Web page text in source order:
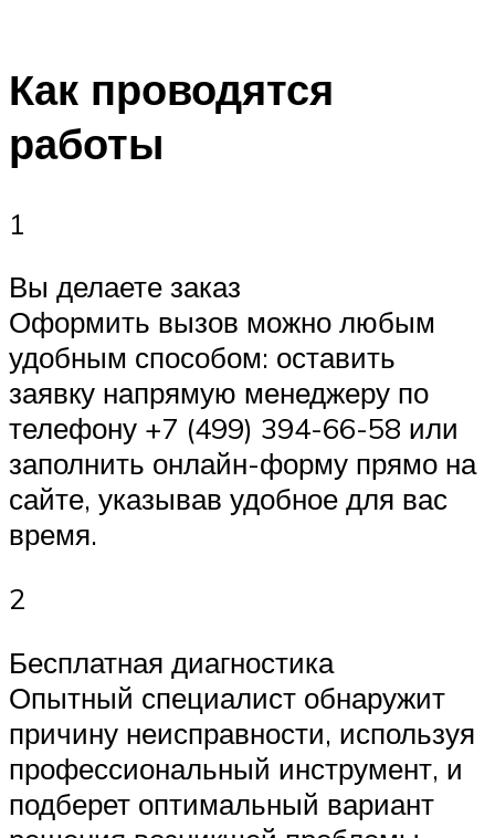
Как проводятся
работы
1
Вы делаете заказ
Оформить вызов можно любым
удобным способом: оставить
заявку напрямую менеджеру по
телефону +7 (499) 394-66-58 или
заполнить онлайн-форму прямо на
сайте, указывав удобное для вас
время.
2
Бесплатная диагностика
Опытный специалист обнаружит
причину неисправности, используя
профессиональный инструмент, и
подберет оптимальный вариант